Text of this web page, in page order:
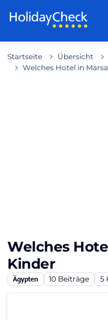
Startseite Übersicht
Welches Hotel in
Welches
Kinder
Ägypten 10 Beiträge 5